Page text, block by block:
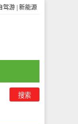
驾游 新能源